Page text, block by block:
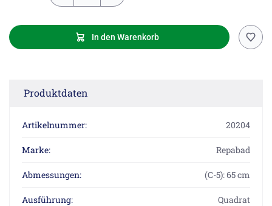
In den Warenkorb
Produktdaten
Artikelnummer: 20204
Marke: Repabad
Abmessungen: (C-5): 65 cm
Ausführung: Quadrat